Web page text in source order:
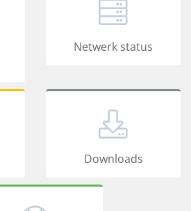
Netwerk status
Downloads